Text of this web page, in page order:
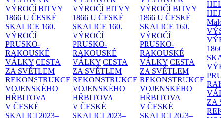
VÝROČÍ BITVY
1866 U ČESKÉ
SKALICE 160.
VÝROČÍ
PRUSKO-
RAKOUSKÉ
VÁLKY CESTA
ZA SVĚTLEM
REKONSTRUKCE
VOJENSKÉHO
HŘBITOVA
V ČESKÉ
SKALICI 2023–
VÝROČÍ BITVY
1866 U ČESKÉ
SKALICE 160.
VÝROČÍ
PRUSKO-
RAKOUSKÉ
VÁLKY CESTA
ZA SVĚTLEM
REKONSTRUKCE
VOJENSKÉHO
HŘBITOVA
V ČESKÉ
SKALICI 2023–
VÝROČÍ BITVY
1866 U ČESKÉ
SKALICE 160.
VÝROČÍ
PRUSKO-
RAKOUSKÉ
VÁLKY CESTA
ZA SVĚTLEM
REKONSTRUKCE
VOJENSKÉHO
HŘBITOVA
V ČESKÉ
SKALICI 2023–
ZA